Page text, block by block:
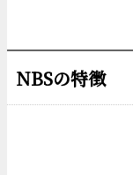
NBSの特徴